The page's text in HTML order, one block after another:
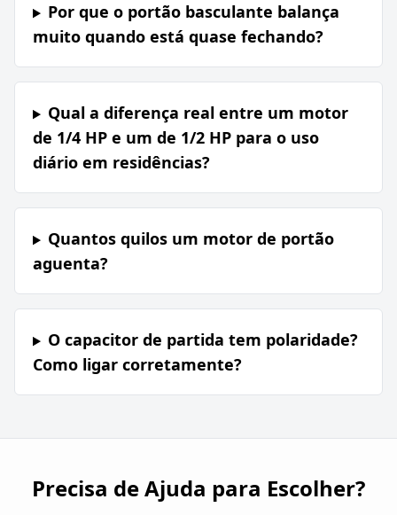
Por que o portão basculante balança
muito quando está quase fechando?
Qual a diferença real entre um motor
de 1/4 HP e um de 1/2 HP para o uso
diário em residências?
Quantos quilos um motor de portão
aguenta?
O capacitor de partida tem polaridade?
Como ligar corretamente?
Precisa de Ajuda para Escolher?